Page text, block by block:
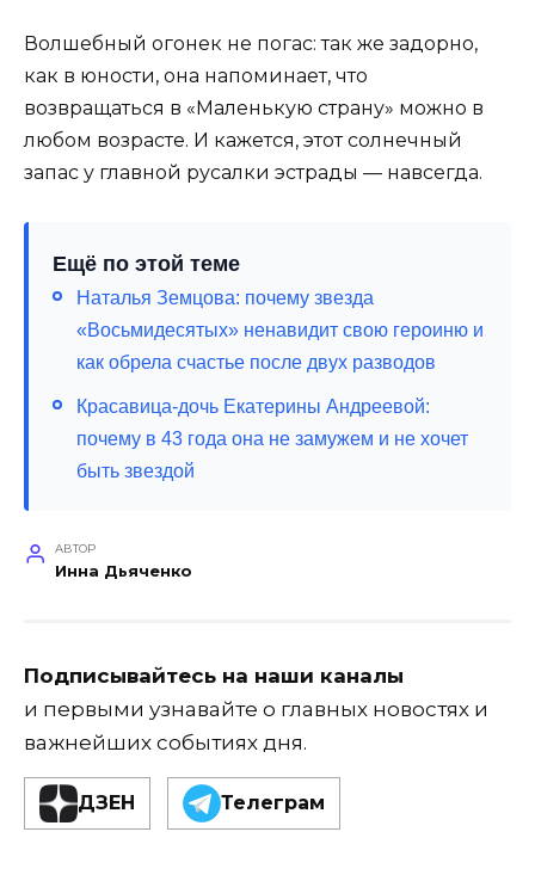
Волшебный огонек не погас: так же задорно,
как в юности, она напоминает, что
возвращаться в «Маленькую страну» можно в
любом возрасте. И кажется, этот солнечный
запас у главной русалки эстрады — навсегда.
Ещё по этой теме
Наталья Земцова: почему звезда
«Восьмидесятых» ненавидит свою героиню и
как обрела счастье после двух разводов
Красавица-дочь Екатерины Андреевой:
почему в 43 года она не замужем и не хочет
быть звездой
АВТОР
Инна Дьяченко
Подписывайтесь на наши каналы
и первыми узнавайте о главных новостях и
важнейших событиях дня.
ДЗЕН Телеграм